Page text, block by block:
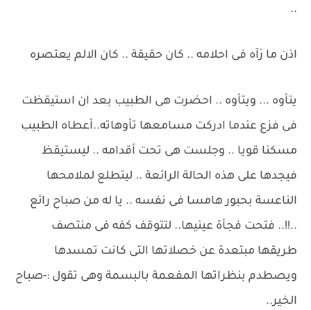
..
اذن ما رَآه فى احلامه .. كان حقيقة .. كان الالم يعتصره
يتأوه ... ويتأوه .. احضرت هى الطبيب بعد ان استيقظت
فى فزع عندما ادركت مسامعها تأوهاته..أعطاه الطبيب
مسكنا قويا .. وجلست هى تحت أقدامه .. ليستيقظ
فيجدها على هذه الحالة الرائعة .. ليتطلع لملامحها
الناعسة بحبور هامسا فى نفسه .. يا له من صباح رائع
..!!.. فتحت فجأة عينيها.. لتتوقف كفه فى منتصف
طريقها مبتعدة عن خصلاتها التى كانت تمسدها
ويصطدم بنظراتها المفعمة بالبسمة وهى تقول :-صباح
الخير..